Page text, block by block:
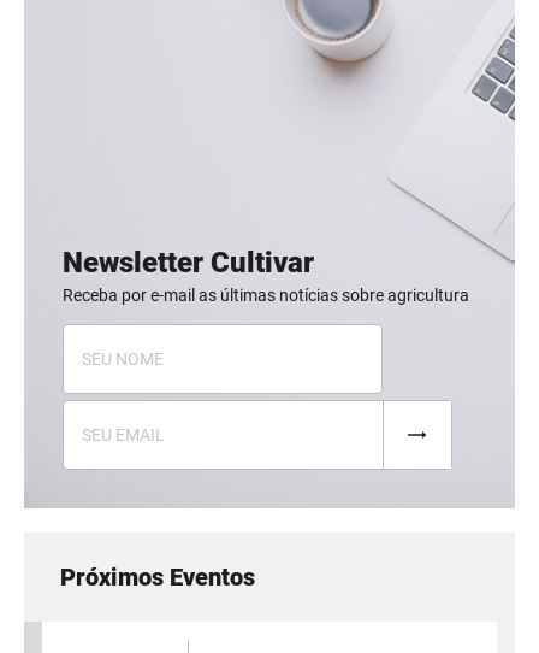
Newsletter Cultivar
Receba por e-mail as últimas notícias sobre agricultura
Próximos Eventos